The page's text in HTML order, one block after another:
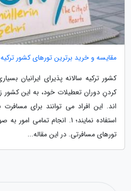
مقایسه و خرید برترین تورهای کشور
کشور ترکیه سالانه پذیرای ایرانیان
کردنِ دوران تعطیلات خود، به این کشور
اند. این افراد می توانند برای
تورهای مسافرتی. در این مقاله...